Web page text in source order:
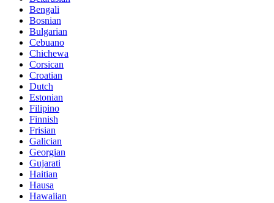
Bengali
Bosnian
Bulgarian
Cebuano
Chichewa
Corsican
Croatian
Dutch
Estonian
Filipino
Finnish
Frisian
Galician
Georgian
Gujarati
Haitian
Hausa
Hawaiian